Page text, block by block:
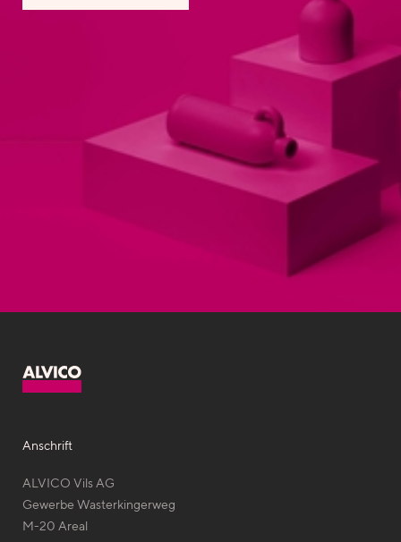
Anschrift
ALVICO Vils AG
Gewerbe Wasterkingerweg
M-20 Areal